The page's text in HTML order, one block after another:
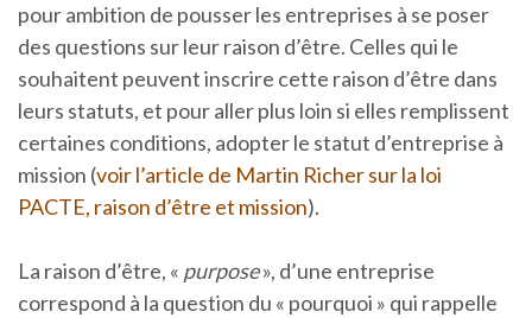
pour ambition de pousser les entreprises à se poser
des questions sur leur raison d’être. Celles qui le
souhaitent peuvent inscrire cette raison d’être dans
leurs statuts, et pour aller plus loin si elles remplissent
certaines conditions, adopter le statut d’entreprise à
mission (voir l’article de Martin Richer sur la loi
PACTE, raison d’être et mission).
La raison d’être, « purpose», d’une entreprise
correspond à la question du « pourquoi » qui rappelle